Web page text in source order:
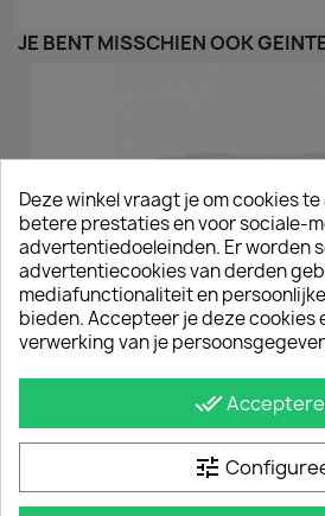
JE BENT MISSCHIEN OOK
Raamrooster Renault Trafic
incl. btw
€ 125,00excl.
Deze winkel vraagt je om cookies
betere prestaties en voor sociale-
advertentiedoeleinden. Er worden
advertentiecookies van derden
mediafunctionaliteit en
bieden. Accepteer je deze cookies
verwerking van je
done_all
tune